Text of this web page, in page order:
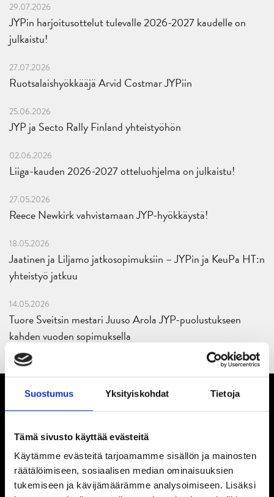
Suostumus Yksityiskohdat Tietoja
Tämä sivusto käyttää evästeitä
Käytämme evästeitä tarjoamamme sisällön ja mainosten
räätälöimiseen, sosiaalisen median ominaisuuksien
tukemiseen ja kävijämäärämme analysoimiseen. Lisäksi
29.07.2026
JYPin harjoitusottelut tulevalle 2026-2027 kaudelle on
julkaistu!
27.07.2026
Ruotsalaishyökkääjä Arvid Costmar JYPiin
25.06.2026
JYP ja Secto Rally Finland yhteistyöhön
02.06.2026
Liiga-kauden 2026-2027 otteluohjelma on julkaistu!
27.05.2026
Reece Newkirk vahvistamaan JYP-hyökkäystä!
18.05.2026
Jaatinen ja Liljamo jatkosopimuksiin – JYPin ja KeuPa HT:n
yhteistyö jatkuu
14.05.2026
Tuore Sveitsin mestari Juuso Arola JYP-puolustukseen
kahden vuoden sopimuksella